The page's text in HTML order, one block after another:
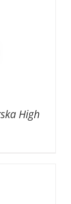
High